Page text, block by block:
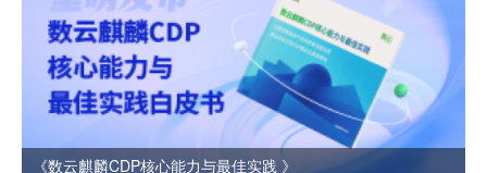
《数云麒麟CDP核心能力与最佳实践 》